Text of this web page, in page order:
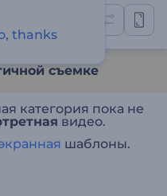
съемке
категория пока не
видео.
шаблоны.
thanks